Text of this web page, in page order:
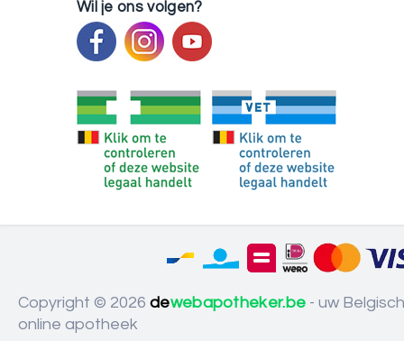
Wil je ons volgen?
Copyright © 2026 dewebapotheker.be - uw
online apotheek